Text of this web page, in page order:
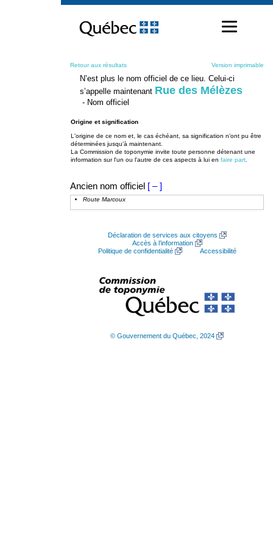
contenu
Retour aux résultats Version imprimable
N’est plus le nom officiel de ce lieu. Celui-ci
s’appelle maintenant Rue des Mélèzes
- Nom officiel
Origine et signification
L'origine de ce nom et, le cas échéant, sa signification n’ont pu être
déterminées jusqu’à maintenant.
La Commission de toponymie invite toute personne détenant une
information sur l'un ou l'autre de ces aspects à lui en faire part
Ancien nom officiel [ – ]
Route Marcoux
Déclaration de services aux citoyens
Accès à l’information
Politique de confidentialité
Accessibilité
© Gouvernement du Québec, 2024